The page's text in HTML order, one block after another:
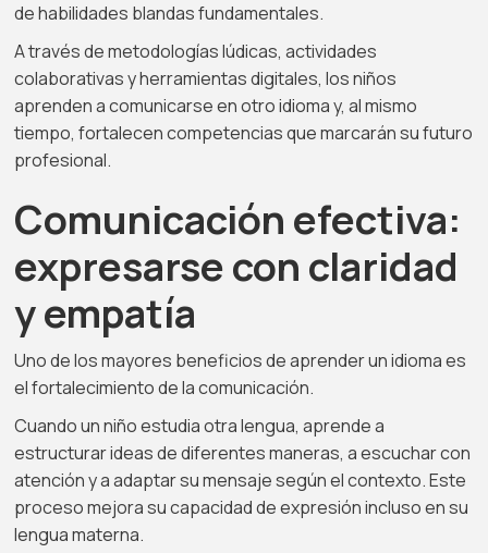
de habilidades blandas fundamentales.
A través de metodologías lúdicas, actividades
colaborativas y herramientas digitales, los niños
aprenden a comunicarse en otro idioma y, al mismo
tiempo, fortalecen competencias que marcarán su futuro
profesional.
Comunicación efectiva:
expresarse con claridad
y empatía
Uno de los mayores beneficios de aprender un idioma es
el fortalecimiento de la comunicación.
Cuando un niño estudia otra lengua, aprende a
estructurar ideas de diferentes maneras, a escuchar con
atención y a adaptar su mensaje según el contexto. Este
proceso mejora su capacidad de expresión incluso en su
lengua materna.